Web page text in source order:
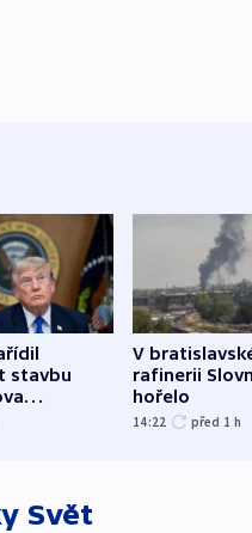
stavbu
sálu
V
rafinerii
hořelo
14:22 před 1 h
Svět